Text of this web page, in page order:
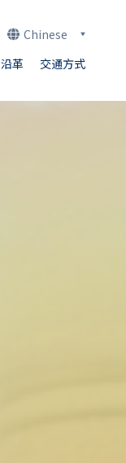
Chinese
沿革 交通方式